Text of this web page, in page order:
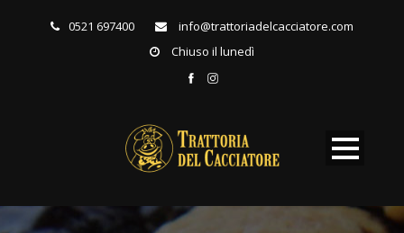
0521 697400
info@trattoriadelcacciatore.com
Chiuso il lunedì